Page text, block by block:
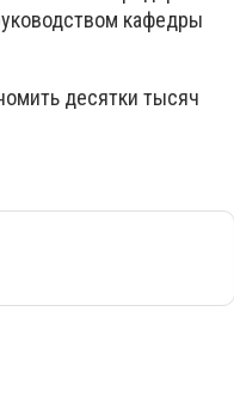
кафедры
десятки тысяч